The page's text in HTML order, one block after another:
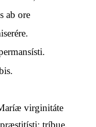
ab ore
virginitáte
tríbue,